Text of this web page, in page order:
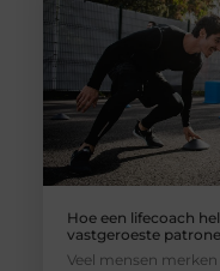
Hoe een lifecoach
vastgeroeste
Veel mensen